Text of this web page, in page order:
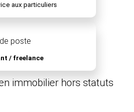
aux particuliers
poste
/ freelance
immobilier hors statuts